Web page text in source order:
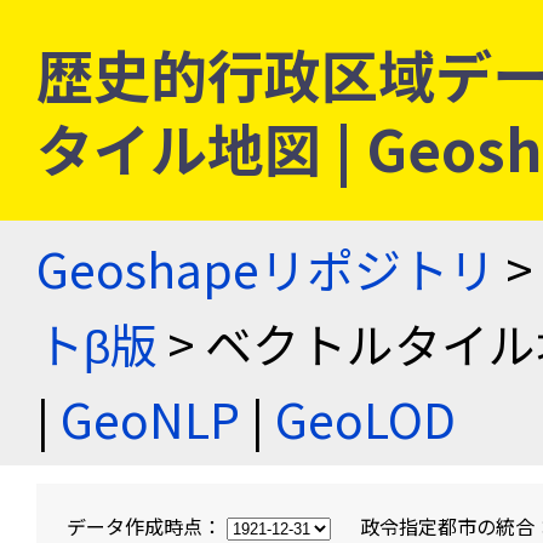
歴史的行政区域デ
タイル地図 |
Geoshapeリポジトリ >
トβ版 > ベクトルタイ
| GeoNLP | GeoLOD
データ作成時点： 政令指定都市の統